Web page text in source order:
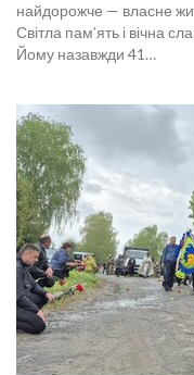
найдорожче — власне
Світла пам’ять і вічна
Йому назавжди 41…